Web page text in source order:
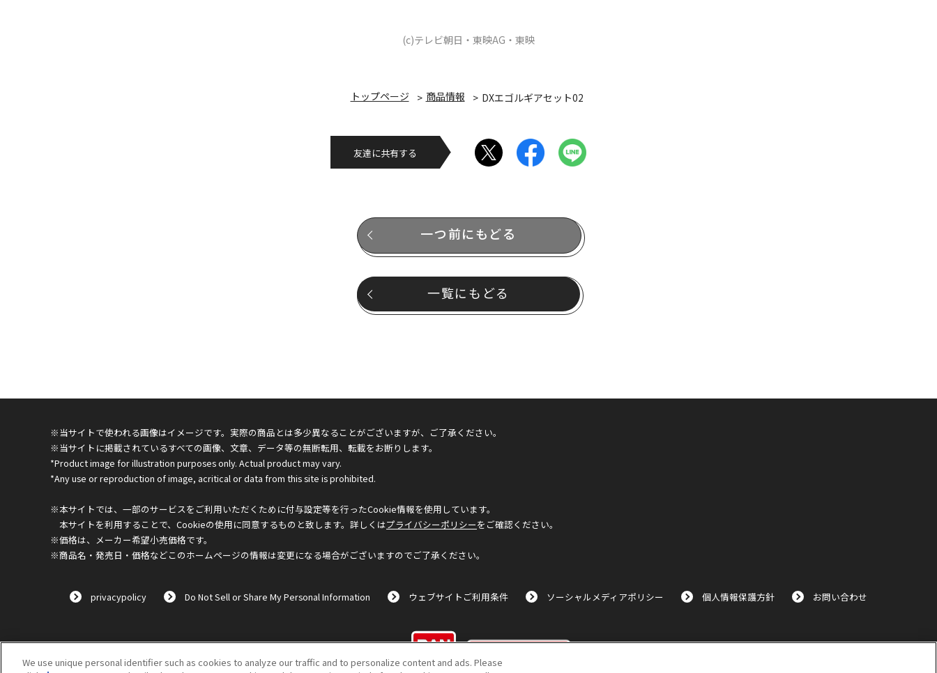
(c)テレビ朝日・東映AG・東映
トップページ 商品情報 DXエゴルギアセット02
友達に共有する
一つ前にもどる
一覧にもどる
※当サイトで使われる画像はイメージです。実際の商品とは多少異なることがございますが、ご了承ください。
※当サイトに掲載されているすべての画像、文章、データ等の無断転用、転載をお断りします。
*Product image for illustration purposes only. Actual product may vary.
*Any use or reproduction of image, acritical or data from this site is prohibited.
※本サイトでは、一部のサービスをご利用いただくために付与設定等を行ったCookie情報を使用しています。
本サイトを利用することで、Cookieの使用に同意するものと致します。詳しくはプライバシーポリシーをご確認ください。
※価格は、メーカー希望小売価格です。
※商品名・発売日・価格などこのホームページの情報は変更になる場合がございますのでご了承ください。
privacypolicy Do Not Sell or Share My Personal Information ウェブサイトご利用条件 ソーシャルメディアポリシー 個人情報保護方針 お問い合わせ
We use unique personal identifier such as cookies to analyze our traffic and to personalize content and ads. Please